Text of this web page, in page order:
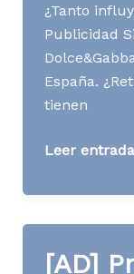
¿Tanto
Publicidad
España.
tienen
Media
S11
Leer
[AD]